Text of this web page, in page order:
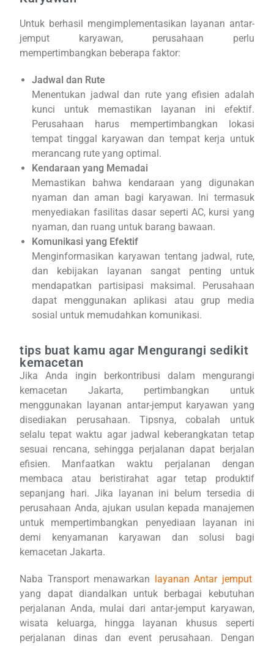
Untuk berhasil mengimplementasikan layanan antar-
jemput karyawan, perusahaan perlu
mempertimbangkan beberapa faktor:
Jadwal dan Rute
Menentukan jadwal dan rute yang efisien adalah
kunci untuk memastikan layanan ini efektif.
Perusahaan harus mempertimbangkan lokasi
tempat tinggal karyawan dan tempat kerja untuk
merancang rute yang optimal.
Kendaraan yang Memadai
Memastikan bahwa kendaraan yang digunakan
nyaman dan aman bagi karyawan. Ini termasuk
menyediakan fasilitas dasar seperti AC, kursi yang
nyaman, dan ruang untuk barang bawaan.
Komunikasi yang Efektif
Menginformasikan karyawan tentang jadwal, rute,
dan kebijakan layanan sangat penting untuk
mendapatkan partisipasi maksimal. Perusahaan
dapat menggunakan aplikasi atau grup media
sosial untuk memudahkan komunikasi.
tips buat kamu agar Mengurangi sedikit
kemacetan
Jika Anda ingin berkontribusi dalam mengurangi
kemacetan Jakarta, pertimbangkan untuk
menggunakan layanan antar-jemput karyawan yang
disediakan perusahaan. Tipsnya, cobalah untuk
selalu tepat waktu agar jadwal keberangkatan tetap
sesuai rencana, sehingga perjalanan dapat berjalan
efisien. Manfaatkan waktu perjalanan dengan
membaca atau beristirahat agar tetap produktif
sepanjang hari. Jika layanan ini belum tersedia di
perusahaan Anda, ajukan usulan kepada manajemen
untuk mempertimbangkan penyediaan layanan ini
demi kenyamanan karyawan dan solusi bagi
kemacetan Jakarta.
Naba Transport menawarkan layanan Antar jemput
yang dapat diandalkan untuk berbagai kebutuhan
perjalanan Anda, mulai dari antar-jemput karyawan,
wisata keluarga, hingga layanan khusus seperti
perjalanan dinas dan event perusahaan. Dengan